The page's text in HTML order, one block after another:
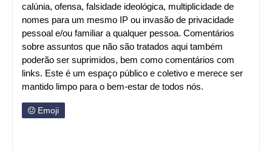
calúnia, ofensa, falsidade ideológica, multiplicidade de
nomes para um mesmo IP ou invasão de privacidade
pessoal e/ou familiar a qualquer pessoa. Comentários
sobre assuntos que não são tratados aqui também
poderão ser suprimidos, bem como comentários com
links. Este é um espaço público e coletivo e merece ser
mantido limpo para o bem-estar de todos nós.
Emoji